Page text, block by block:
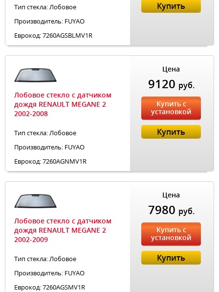
Тип стекла: Лобовое
Производитель: FUYAO
Еврокод: 7260AGSBLMV1R
Купить
Лобовое стекло с датчиком
дождя RENAULT MEGANE 2
2002-2008
Тип стекла: Лобовое
Производитель: FUYAO
Еврокод: 7260AGNMV1R
Цена
9120 руб.
Купить с
установкой
Купить
Лобовое стекло с датчиком
дождя RENAULT MEGANE 2
2002-2009
Тип стекла: Лобовое
Производитель: FUYAO
Еврокод: 7260AGSMV1R
Цена
7980 руб.
Купить с
установкой
Купить